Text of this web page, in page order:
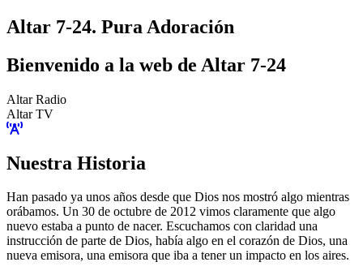
Altar 7-24. Pura Adoración
Bienvenido a la web de Altar 7-24
Altar Radio
Altar TV
Nuestra Historia
Han pasado ya unos años desde que Dios nos mostró algo mientras
orábamos. Un 30 de octubre de 2012 vimos claramente que algo
nuevo estaba a punto de nacer. Escuchamos con claridad una
instrucción de parte de Dios, había algo en el corazón de Dios, una
nueva emisora, una emisora que iba a tener un impacto en los aires.